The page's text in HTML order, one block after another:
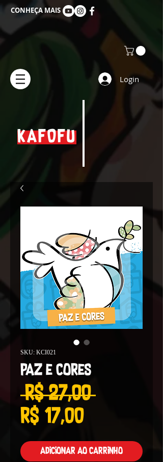
CONHEÇA MAIS
Login
KAFOFU
SKU: KCI021
Paz e Cores
R$ 27,00 Preço
R$ 17,00Preço
Adicionar ao carrinho